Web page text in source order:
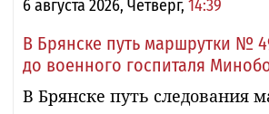
6 августа 2026, Четверг, 14:39
В Брянске путь маршрутки №
до военного госпиталя
В Брянске путь следования